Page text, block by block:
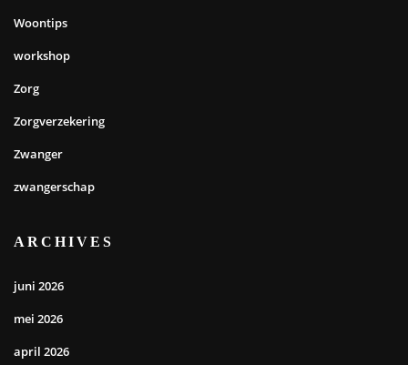
Woontips
workshop
Zorg
Zorgverzekering
Zwanger
zwangerschap
ARCHIVES
juni 2026
mei 2026
april 2026